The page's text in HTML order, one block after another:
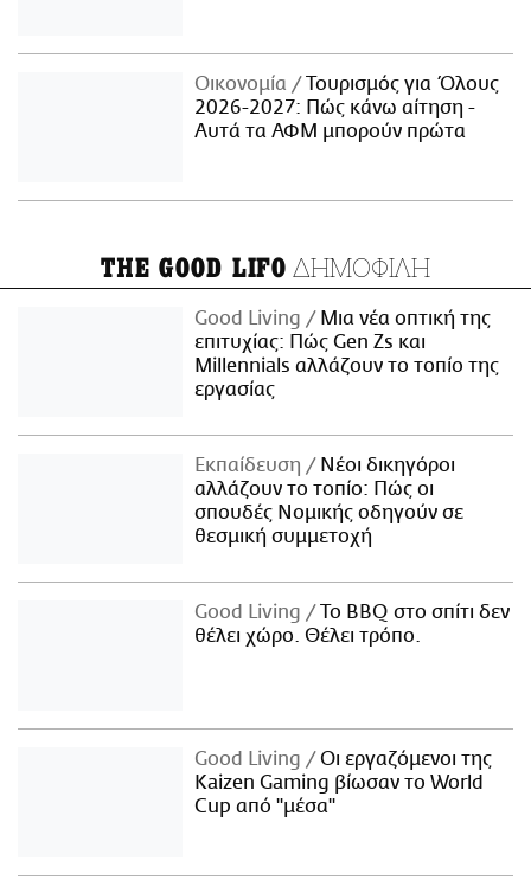
Οικονομία
Τουρισμός για Όλους
2026-2027: Πώς κάνω αίτηση -
Αυτά τα ΑΦΜ μπορούν πρώτα
THE GOOD LIFO ΔΗΜΟΦΙΛΗ
Good Living
Μια νέα οπτική της
επιτυχίας: Πώς Gen Zs και
Millennials αλλάζουν το τοπίο της
εργασίας
Εκπαίδευση
Νέοι δικηγόροι
αλλάζουν το τοπίο: Πώς οι
σπουδές Νομικής οδηγούν σε
θεσμική συμμετοχή
Good Living
Το BBQ στο σπίτι δεν
θέλει χώρο. Θέλει τρόπο.
Good Living
Οι εργαζόμενοι της
Kaizen Gaming βίωσαν το World
Cup από "μέσα"